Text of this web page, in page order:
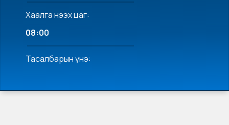
Хаалга нээх цаг:
08:00
Тасалбарын үнэ: